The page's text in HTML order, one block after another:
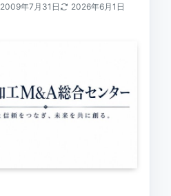
2009年7月31日 2026年6月1日